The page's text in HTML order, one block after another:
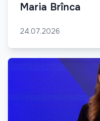
Maria Brînca
24.07.2026